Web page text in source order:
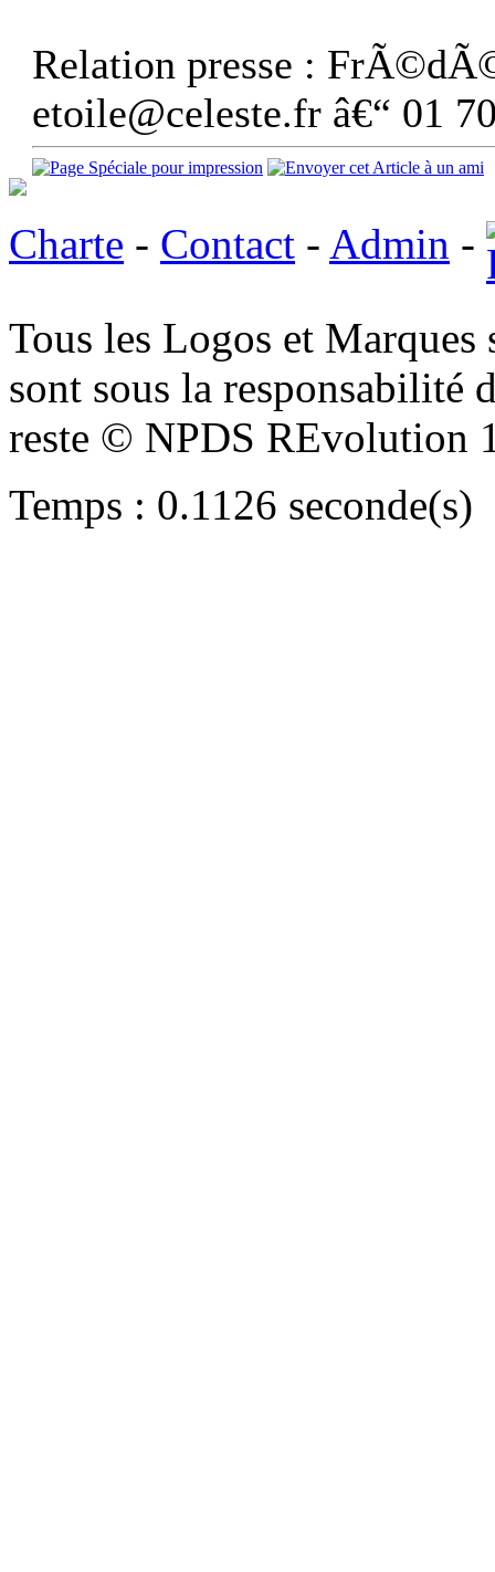
Relation presse :
etoile@celeste.fr â€“ 01
Charte - Contact - Admin -
Tous les Logos et Marques
sont sous la responsabilité
reste © NPDS REvolution
Temps : 0.1126 seconde(s)